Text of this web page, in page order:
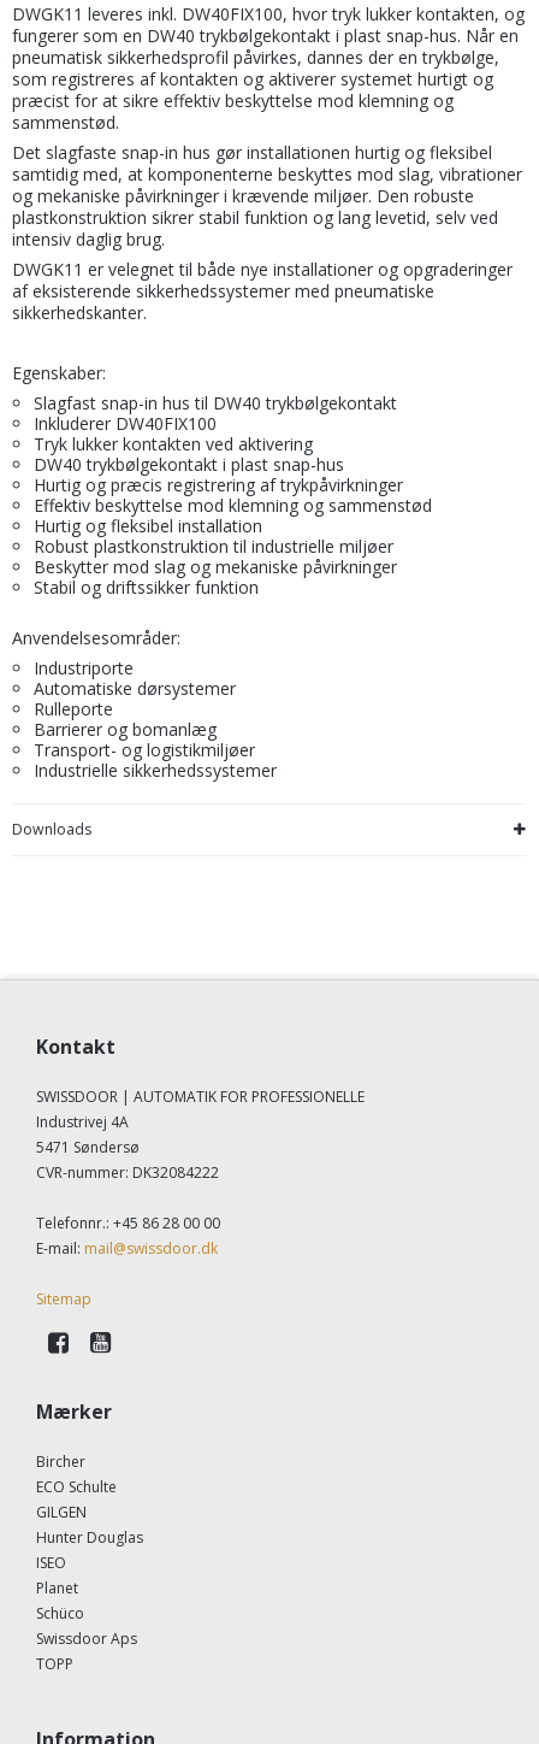
DWGK11 leveres inkl. DW40FIX100, hvor tryk lukker kontakten, og
fungerer som en DW40 trykbølgekontakt i plast snap-hus. Når en
pneumatisk sikkerhedsprofil påvirkes, dannes der en trykbølge,
som registreres af kontakten og aktiverer systemet hurtigt og
præcist for at sikre effektiv beskyttelse mod klemning og
sammenstød.
Det slagfaste snap-in hus gør installationen hurtig og fleksibel
samtidig med, at komponenterne beskyttes mod slag, vibrationer
og mekaniske påvirkninger i krævende miljøer. Den robuste
plastkonstruktion sikrer stabil funktion og lang levetid, selv ved
intensiv daglig brug.
DWGK11 er velegnet til både nye installationer og opgraderinger
af eksisterende sikkerhedssystemer med pneumatiske
sikkerhedskanter.
Egenskaber:
Slagfast snap-in hus til DW40 trykbølgekontakt
Inkluderer DW40FIX100
Tryk lukker kontakten ved aktivering
DW40 trykbølgekontakt i plast snap-hus
Hurtig og præcis registrering af trykpåvirkninger
Effektiv beskyttelse mod klemning og sammenstød
Hurtig og fleksibel installation
Robust plastkonstruktion til industrielle miljøer
Beskytter mod slag og mekaniske påvirkninger
Stabil og driftssikker funktion
Anvendelsesområder:
Industriporte
Automatiske dørsystemer
Rulleporte
Barrierer og bomanlæg
Transport- og logistikmiljøer
Industrielle sikkerhedssystemer
Downloads
Kontakt
SWISSDOOR | AUTOMATIK FOR PROFESSIONELLE
Industrivej 4A
5471 Søndersø
CVR-nummer: DK32084222
Telefonnr.: +45 86 28 00 00
E-mail: mail@swissdoor.dk
Sitemap
Mærker
Bircher
ECO Schulte
GILGEN
Hunter Douglas
ISEO
Planet
Schüco
Swissdoor Aps
TOPP